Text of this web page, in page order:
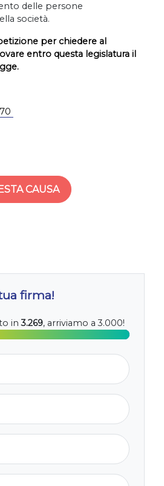
delle persone
società.
per chiedere al
entro questa legislatura il
CAUSA
firma!
in3.269, arriviamo a 3.000!